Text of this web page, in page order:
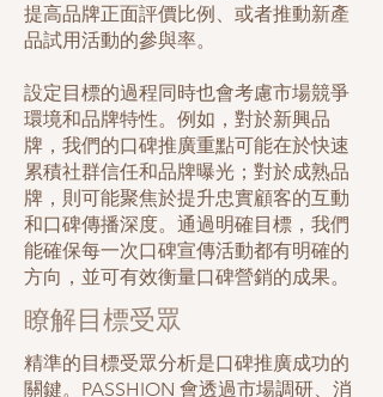
提高品牌正面評價比例、或者推動新產
品試用活動的參與率。
設定目標的過程同時也會考慮市場競爭
環境和品牌特性。例如，對於新興品
牌，我們的口碑推廣重點可能在於快速
累積社群信任和品牌曝光；對於成熟品
牌，則可能聚焦於提升忠實顧客的互動
和口碑傳播深度。通過明確目標，我們
能確保每一次口碑宣傳活動都有明確的
方向，並可有效衡量口碑營銷的成果。
瞭解目標受眾
精準的目標受眾分析是口碑推廣成功的
關鍵。PASSHION 會透過市場調研、消